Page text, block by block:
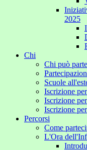
2025
Chi
Chi può
Scuole
Iscrizione
Iscrizione
Iscrizione
Percorsi
Come
L'Ora